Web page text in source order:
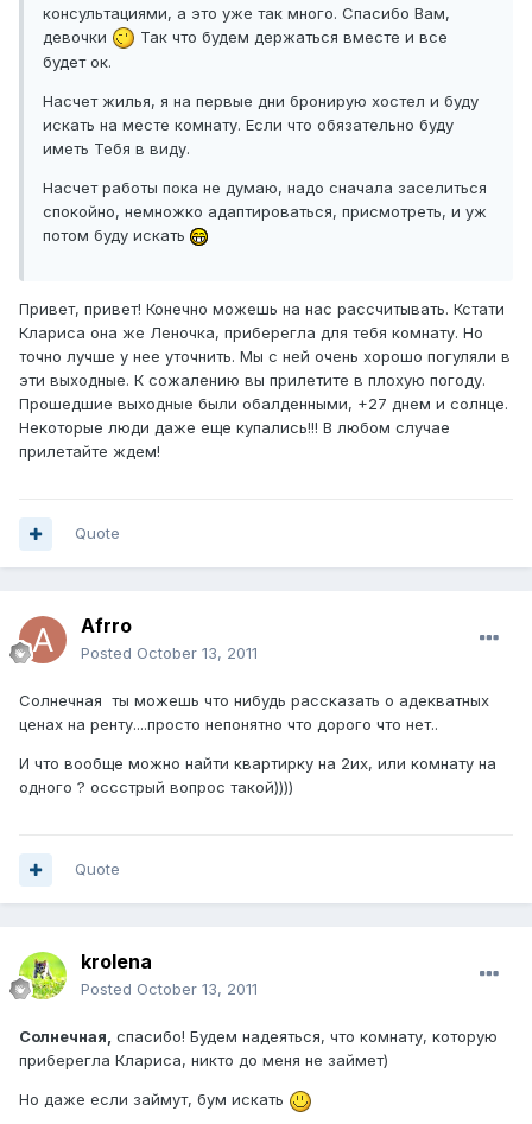
консультациями, а это уже так много. Спасибо Вам,
девочки
Так что будем держаться вместе и все
будет ок.
Насчет жилья, я на первые дни бронирую хостел и буду
искать на месте комнату. Если что обязательно буду
иметь Тебя в виду.
Насчет работы пока не думаю, надо сначала заселиться
спокойно, немножко адаптироваться, присмотреть, и уж
потом буду искать
Привет, привет! Конечно можешь на нас рассчитывать. Кстати
Клариса она же Леночка, приберегла для тебя комнату. Но
точно лучше у нее уточнить. Мы с ней очень хорошо погуляли в
эти выходные. К сожалению вы прилетите в плохую погоду.
Прошедшие выходные были обалденными, +27 днем и солнце.
Некоторые люди даже еще купались!!! В любом случае
прилетайте ждем!
Quote
Afrro
Posted October 13, 2011
Солнечная ты можешь что нибудь рассказать о адекватных
ценах на ренту....просто непонятно что дорого что нет..
И что вообще можно найти квартирку на 2их, или комнату на
одного ? оссстрый вопрос такой))))
Quote
krolena
Posted October 13, 2011
Солнечная, спасибо! Будем надеяться, что комнату, которую
приберегла Клариса, никто до меня не займет)
Но даже если займут, бум искать